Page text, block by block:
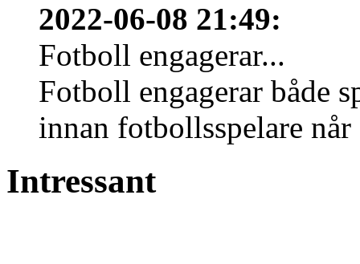
2022-06-08 21:49:
Fotboll engagerar...
Fotboll engagerar både
innan fotbollsspelare
Intressant